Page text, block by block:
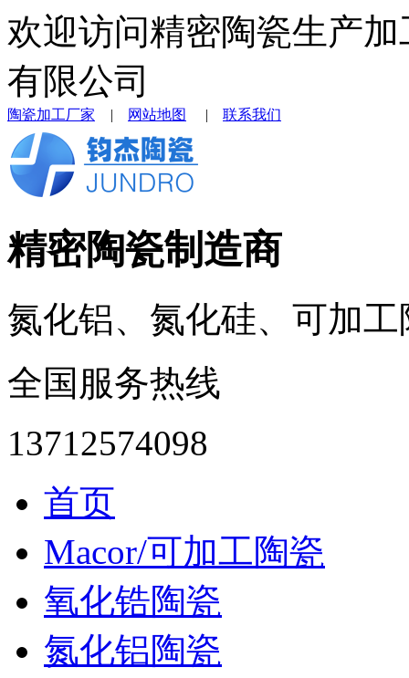
欢迎访问精密陶瓷生产
有限公司
陶瓷加工厂家 | 网站地图 | 联系我们
精密陶瓷制造商
氮化铝、氮化硅、可加
全国服务热线
13712574098
首页
Macor/可加工陶瓷
氧化锆陶瓷
氮化铝陶瓷